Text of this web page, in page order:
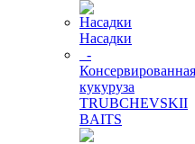
Насадки
-
Консервированная
кукуруза
TRUBCHEVSKII
BAITS